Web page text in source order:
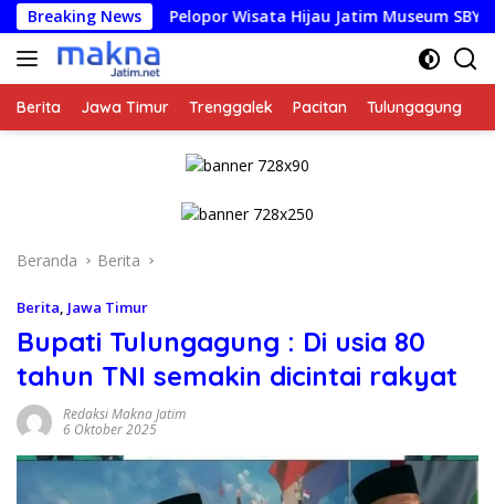
Langsung
ke
konten
Breaking News
Pelopor Wisata Hijau Jatim Museum SBY-Ani Pacitan
Berita Jawa Timur Trenggalek Pacitan Tulungagung
Beranda Berita
Berita Jawa Timur
Bupati Tulungagung : Di usia 80
tahun TNI semakin dicintai rakyat
Redaksi Makna Jatim
6 Oktober 2025